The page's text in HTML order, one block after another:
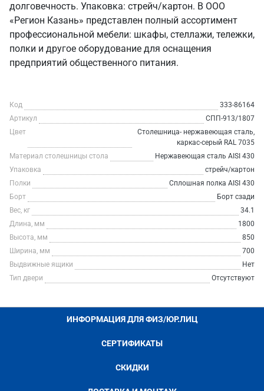
долговечность. Упаковка: стрейч/картон. В ООО
«Регион Казань» представлен полный ассортимент
профессиональной мебели: шкафы, стеллажи, тележки,
полки и другое оборудование для оснащения
предприятий общественного питания.
Код
333-86164
Артикул
СПП-913/1807
Цвет
Столешница- нержавеющая сталь,
каркас-серый RAL 7035
Материал столешницы стола
Нержавеющая сталь AISI 430
Упаковка
стрейч/картон
Полки
Сплошная полка AISI 430
Борт
Борт сзади
Вес, кг
34.1
Длина, мм
1800
Высота, мм
850
Ширина, мм
700
Выдвижные ящики
Нет
Тип двери
Отсутствуют
ИНФОРМАЦИЯ ДЛЯ ФИЗ/ЮР.ЛИЦ
СЕРТИФИКАТЫ
СКИДКИ